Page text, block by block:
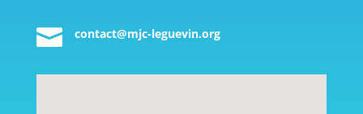
 contact@mjc-leguevin.org